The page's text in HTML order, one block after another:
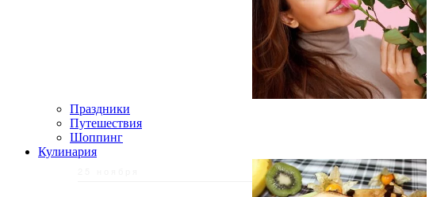
Праздники
Путешествия
Шоппинг
Кулинария